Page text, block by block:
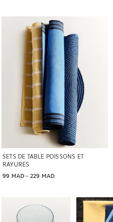
SETS DE TABLE POISSONS ET
RAYURES
99 MAD - 229 MAD